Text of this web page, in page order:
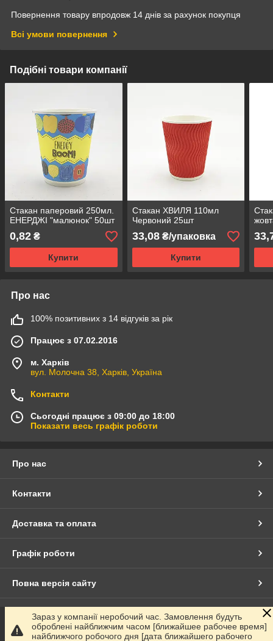
Повернення товару впродовж 14 днів за рахунок покупця
Всі умови повернення
Подібні товари компанії
Стакан паперовий 250мл.
ЕНЕРДЖІ "малюнок" 50шт
0,82 ₴
Купити
Стакан ХВИЛЯ 110мл
Червоний 25шт
33,08₴/упаковка
Купити
Про нас
100% позитивних з 14 відгуків за рік
Працює з 07.02.2016
м. Харків
вул. Молочна 38, Харків, Україна
Контакти
Сьогодні працює з 09:00 до 18:00
Показати весь графік роботи
Про нас
Контакти
Доставка та оплата
Графік роботи
Повна версія сайту
Сайт створено на маркетплейсіProm.ua
Зараз у компанії неробочий час. Замовлення будуть
оброблені найближчим часом [ближайшее рабочее время]
найближчого робочого дня [дата ближайшего рабочего